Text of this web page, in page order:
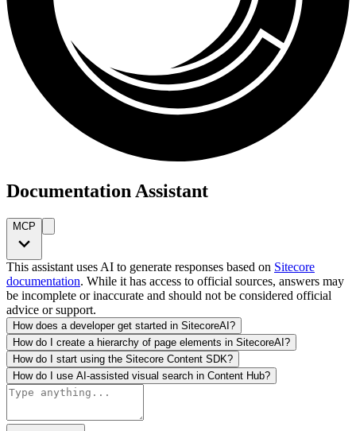
Documentation Assistant
MCP
This assistant uses AI to generate responses based on Sitecore
documentation. While it has access to official sources, answers may
be incomplete or inaccurate and should not be considered official
advice or support.
How does a developer get started in SitecoreAI?
How do I create a hierarchy of page elements in SitecoreAI?
How do I start using the Sitecore Content SDK?
How do I use AI-assisted visual search in Content Hub?